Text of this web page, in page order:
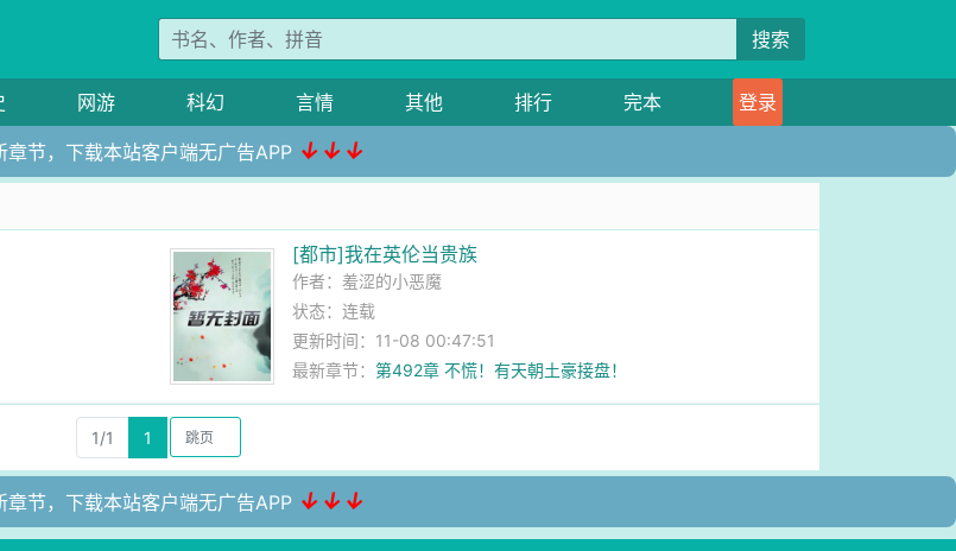
搜索
网游 科幻 言情 其他 排行 完本 登录
章节，下载本站客户端无广告APP ↓↓↓
[都市]我在英伦当贵族
作者： 羞涩的小恶魔
状态：连载
更新时间：11-08 00:47:51
最新章节： 第492章 不慌！有天朝土豪接盘！
1/1 1
章节，下载本站客户端无广告APP ↓↓↓